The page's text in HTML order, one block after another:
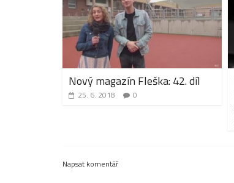
Nový magazín Fleška: 42. díl
25. 6. 2018 0
Napsat komentář